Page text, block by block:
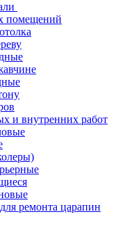
помещений
и внутренних работ
ремонта царапин